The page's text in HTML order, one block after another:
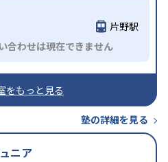
片野駅
合わせは現在できません
をもっと見る
塾の詳細を見る
ニア